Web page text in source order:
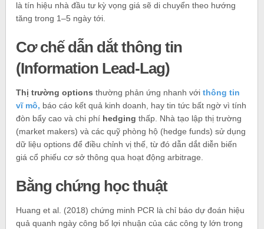
là tín hiệu nhà đầu tư kỳ vọng giá sẽ di chuyển theo hướng
tăng trong 1–5 ngày tới.
Cơ chế dẫn dắt thông tin
(Information Lead‑Lag)
Thị trường options thường phản ứng nhanh vớithông tin
vĩ mô, báo cáo kết quả kinh doanh, hay tin tức bất ngờ vì tính
đòn bẩy cao và chi phí hedgingthấp. Nhà tạo lập thị trường
(market makers) và các quỹ phòng hộ (hedge funds) sử dụng
dữ liệu options để điều chỉnh vị thế, từ đó dẫn dắt diễn biến
giá cổ phiếu cơ sở thông qua hoạt động arbitrage.
Bằng chứng học thuật
Huang et al. (2018) chứng minh PCR là chỉ báo dự đoán hiệu
quả quanh ngày công bố lợi nhuận của các công ty lớn trong